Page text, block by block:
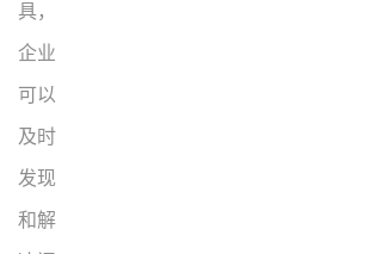
具，
企业
可以
及时
发现
和解